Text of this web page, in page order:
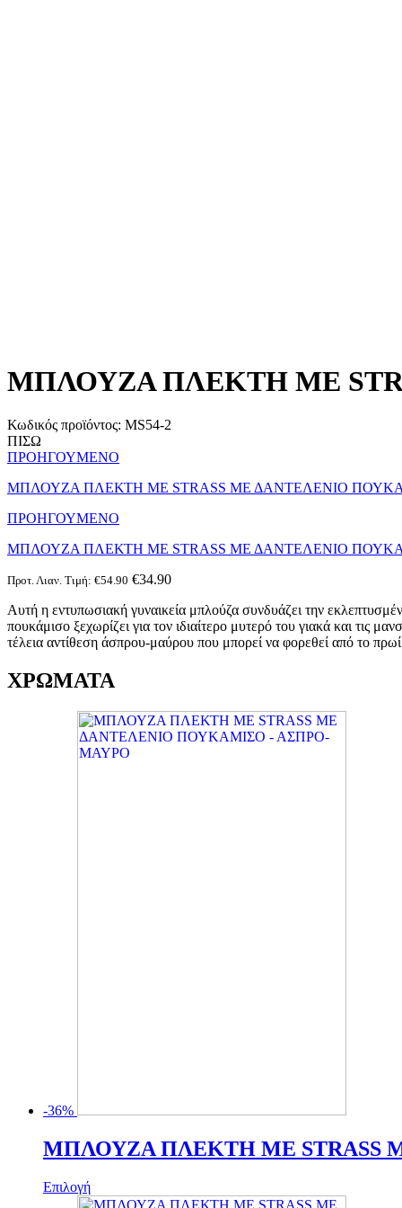
MΠΛΟΥΖΑ ΠΛΕΚΤΗ ΜΕ
Κωδικός προϊόντος: MS54-2
ΠΙΣΩ
ΠΡΟΗΓΟΥΜΕΝΟ
MΠΛΟΥΖΑ ΠΛΕΚΤΗ ΜΕ STRASS ΜΕ ΔΑΝΤΕΛΕΝΙΟ
ΠΡΟΗΓΟΥΜΕΝΟ
MΠΛΟΥΖΑ ΠΛΕΚΤΗ ΜΕ STRASS ΜΕ ΔΑΝΤΕΛΕΝΙΟ
Προτ. Λιαν. Τιμή: €54.90 €34.90
Αυτή η εντυπωσιακή γυναικεία μπλούζα συνδυάζει την
πουκάμισο ξεχωρίζει για τον ιδιαίτερο μυτερό του γιακά και τις
τέλεια αντίθεση άσπρου-μαύρου που μπορεί να φορεθεί από το
ΧΡΩΜΑΤΑ
-36%
MΠΛΟΥΖΑ ΠΛΕΚΤΗ ΜΕ
ΕπιλογήΑυτό
το